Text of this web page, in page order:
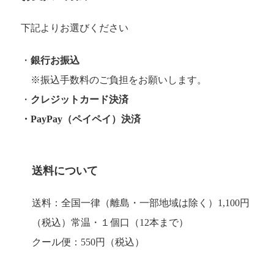
下記よりお選びください
・ 銀行お振込
※振込手数料のご負担をお願いします。
・ クレジットカード決済
・PayPay（ペイペイ）決済
送料について
送料：全国一律（離島・一部地域は除く）1,100円
（税込）常温・１個口（12本まで）
クール便：550円（税込）